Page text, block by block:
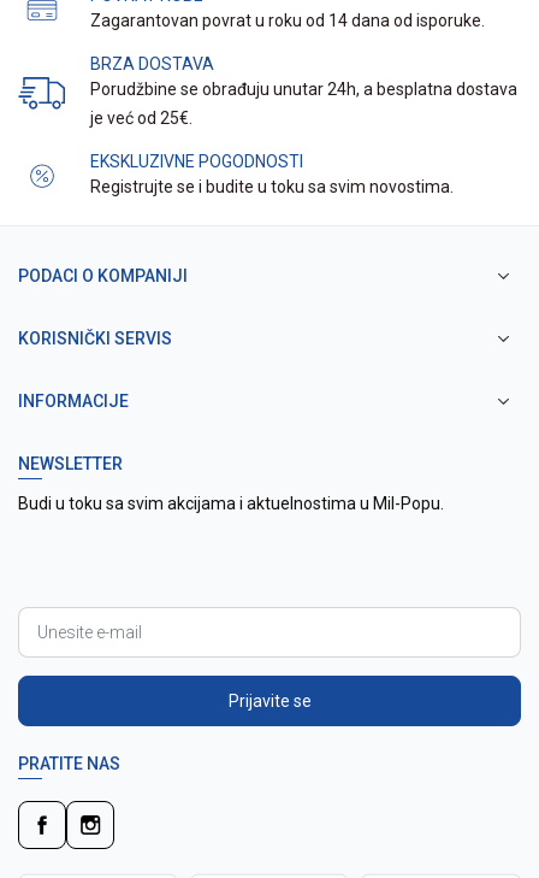
Zagarantovan povrat u roku od 14 dana od isporuke.
BRZA DOSTAVA
Porudžbine se obrađuju unutar 24h, a besplatna dostava
je već od 25€.
EKSKLUZIVNE POGODNOSTI
Registrujte se i budite u toku sa svim novostima.
PODACI O KOMPANIJI
KORISNIČKI SERVIS
INFORMACIJE
NEWSLETTER
Budi u toku sa svim akcijama i aktuelnostima u Mil-Popu.
Prijavite se
PRATITE NAS